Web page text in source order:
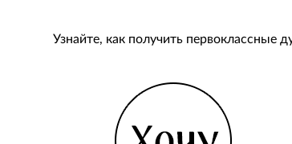
Узнайте, как получить первоклассные